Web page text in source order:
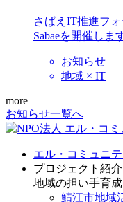
さばえIT推進フ
Sabaeを開催しま
お知らせ
地域 × IT
more
お知らせ一覧へ
エル・コミュニ
プロジェクト紹介
地域の担い手育成
鯖江市地域